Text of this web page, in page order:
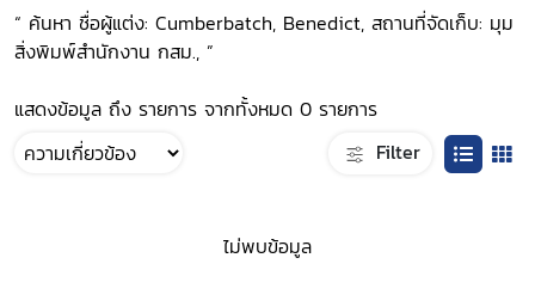
“ ค้นหา ชื่อผู้แต่ง: Cumberbatch, Benedict, สถานที่จัดเก็บ: มุม
สิ่งพิมพ์สำนักงาน กสม., ”
แสดงข้อมูล ถึง รายการ จากทั้งหมด 0 รายการ
Filter
ไม่พบข้อมูล